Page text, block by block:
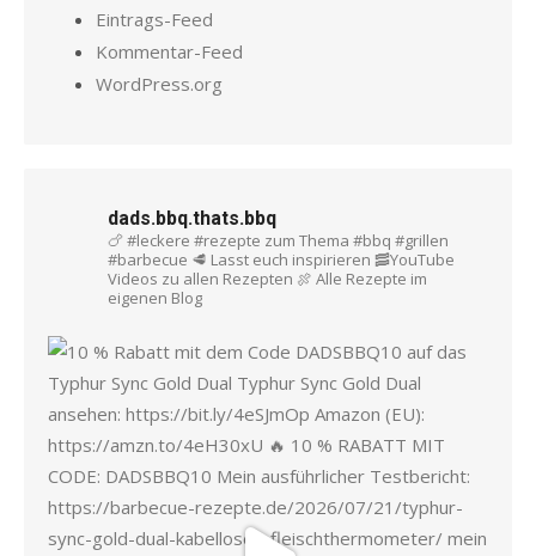
Eintrags-Feed
Kommentar-Feed
WordPress.org
dads.bbq.thats.bbq
🍗 #leckere #rezepte zum Thema #bbq #grillen
#barbecue 🥩 Lasst euch inspirieren 🥓YouTube
Videos zu allen Rezepten 🍖 Alle Rezepte im
eigenen Blog